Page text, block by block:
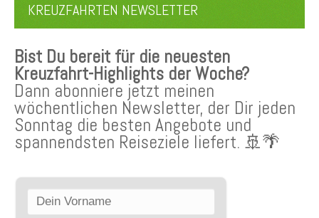
KREUZFAHRTEN NEWSLETTER
Bist Du bereit für die neuesten
Kreuzfahrt-Highlights der Woche?
Dann abonniere jetzt meinen
wöchentlichen Newsletter, der Dir jeden
Sonntag die besten Angebote und
spannendsten Reiseziele liefert. 🚢🌴